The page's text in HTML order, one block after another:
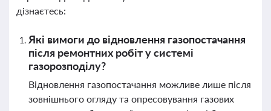
дізнаєтесь:
Які вимоги до відновлення газопостачання
після ремонтних робіт у системі
газорозподілу?
Відновлення газопостачання можливе лише після
зовнішнього огляду та опресовування газових